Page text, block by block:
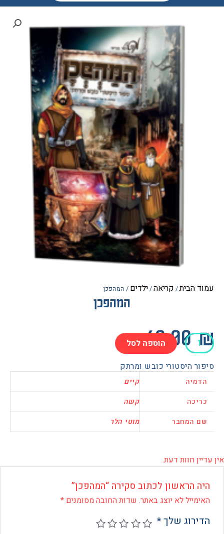
/קריאה/ ילדים/ המהפכן
המהפכן
הוספה לסל
היסטורי כובש ומרתק
המחבר
מוטי הלר
חוות דעת.
הראשון לכתוב סקירה “המהפכן”
לא יוצג באתר.שדות החובה מסומנים*
שלך*